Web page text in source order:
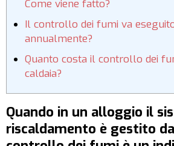
Come viene fatto?
Il controllo dei fumi va
annualmente?
Quanto costa il controllo dei
caldaia?
Quando in un alloggio il
riscaldamento è gestito